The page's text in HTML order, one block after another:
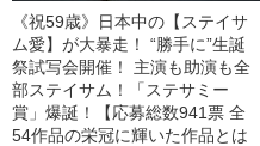
《祝59歳》日本中の【ステイサ
ム愛】が大暴走！ “勝手に”生誕
祭試写会開催！ 主演も助演も全
部ステイサム！「ステサミー
賞」爆誕！【応募総数941票 全
54作品の栄冠に輝いた作品とは